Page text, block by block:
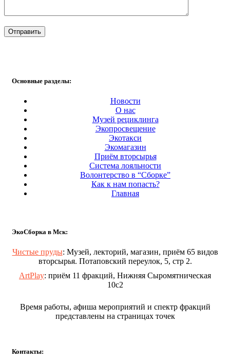
Основные разделы:
Новости
О нас
Музей рециклинга
Экопросвещение
Экотакси
Экомагазин
Приём вторсырья
Система лояльности
Волонтерство в “Сборке”
Как к нам попасть?
Главная
ЭкоСборка в Мск:
Чистые пруды: Музей, лекторий, магазин, приём 65 видов
вторсырья. Потаповский переулок, 5, стр 2.
ArtPlay: приём 11 фракций, Нижняя Сыромятническая
10с2
Время работы, афиша мероприятий и спектр фракций
представлены на страницах точек
Контакты: